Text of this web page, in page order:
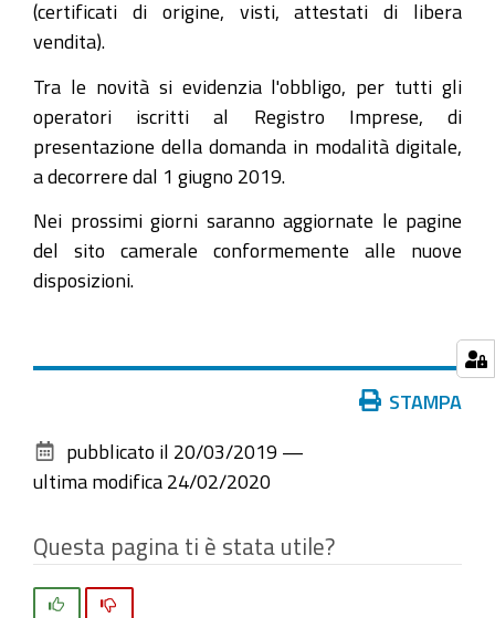
(certificati di origine, visti, attestati di libera
vendita).
Tra le novità si evidenzia l'obbligo, per tutti gli
operatori iscritti al Registro Imprese, di
presentazione della domanda in modalità digitale,
a decorrere dal 1 giugno 2019.
Nei prossimi giorni saranno aggiornate le pagine
del sito camerale conformemente alle nuove
disposizioni.
documento
STAMPA
pubblicato il 20/03/2019 —
ultima modifica 24/02/2020
Questa pagina ti è stata utile?